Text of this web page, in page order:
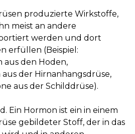
produzierte Wirkstoffe,
meist an andere
werden und dort
erfüllen (Beispiel:
aus den Hoden,
der Hirnanhangsdrüse,
aus der Schilddrüse).
Ein Hormon ist ein in einem
gebildeter Stoff, der in das